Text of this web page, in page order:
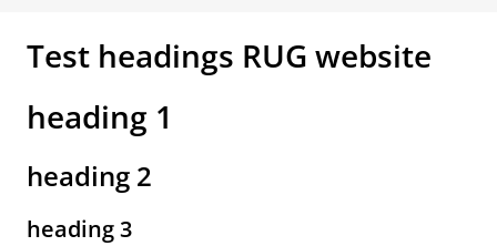
Test headings RUG website
heading 1
heading 2
heading 3